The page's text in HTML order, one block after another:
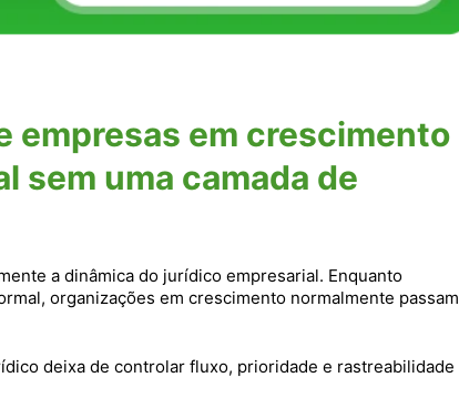
empresas em crescimento
sem uma camada de
a dinâmica do jurídico empresarial. Enquanto
organizações em crescimento normalmente passam
deixa de controlar fluxo, prioridade e rastreabilidade